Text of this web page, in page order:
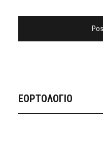
ΕΟΡΤΟΛΟΓΙΟ